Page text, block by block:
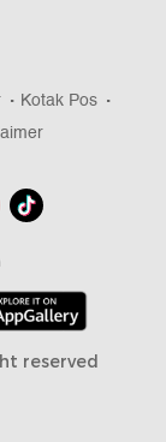
Kotak Pos
reserved